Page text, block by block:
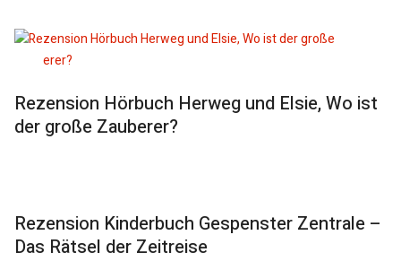
Rezension Hörbuch Herweg und Elsie, Wo ist
der große Zauberer?
Rezension Kinderbuch Gespenster Zentrale –
Das Rätsel der Zeitreise